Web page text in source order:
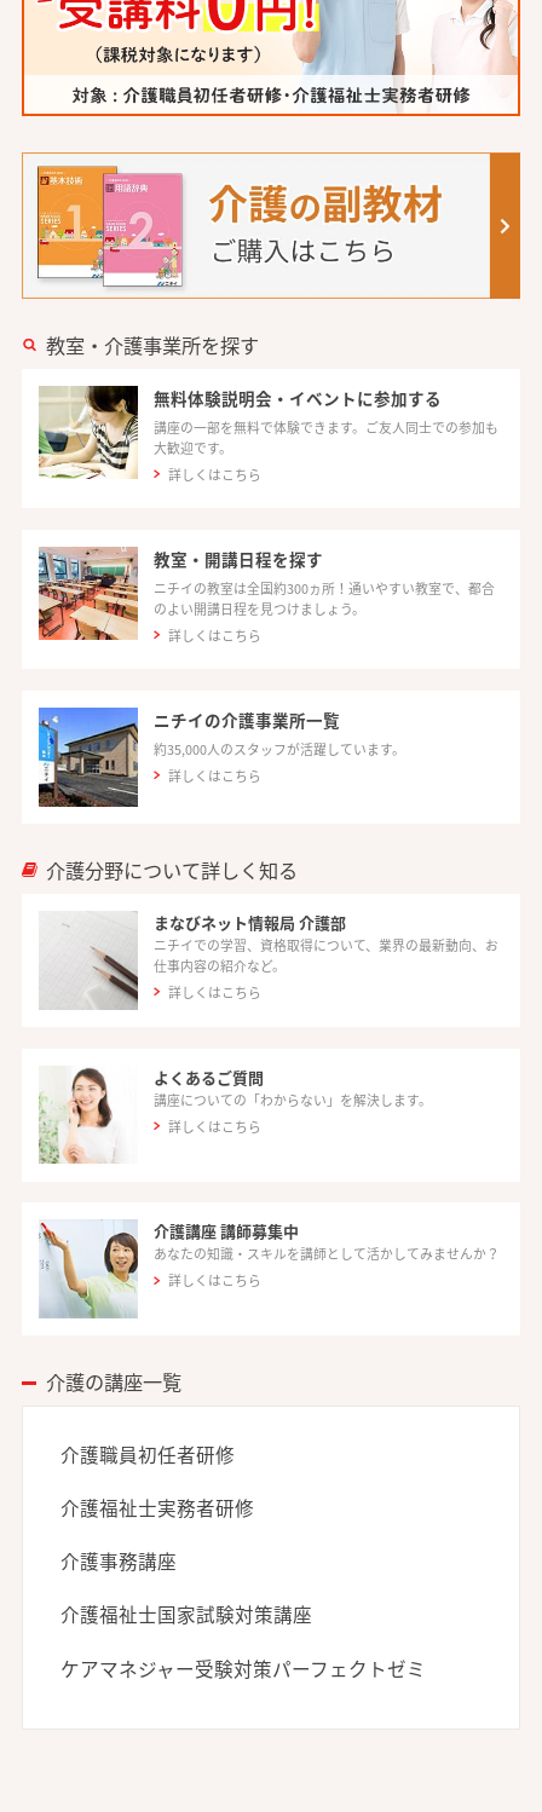
教室・介護事業所を探す
無料体験説明会・イベントに参加する
講座の一部を無料で体験できます。ご友人同士での参加も
大歓迎です。
詳しくはこちら
教室・開講日程を探す
ニチイの教室は全国約300ヵ所！通いやすい教室で、都合
のよい開講日程を見つけましょう。
詳しくはこちら
ニチイの介護事業所一覧
約35,000人のスタッフが活躍しています。
詳しくはこちら
介護分野について詳しく知る
まなびネット情報局 介護部
ニチイでの学習、資格取得について、業界の最新動向、お
仕事内容の紹介など。
詳しくはこちら
よくあるご質問
講座についての「わからない」を解決します。
詳しくはこちら
介護講座 講師募集中
あなたの知識・スキルを講師として活かしてみませんか？
詳しくはこちら
介護の講座一覧
介護職員初任者研修
介護福祉士実務者研修
介護事務講座
介護福祉士国家試験対策講座
ケアマネジャー受験対策パーフェクトゼミ